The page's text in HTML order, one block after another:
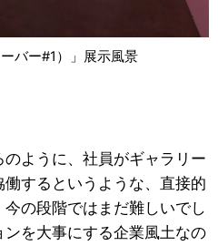
バー#1）」展示風景
のように、社員がギャラリー
するというような、直接的
の段階ではまだ難しいでし
ンを大事にする企業風土なの